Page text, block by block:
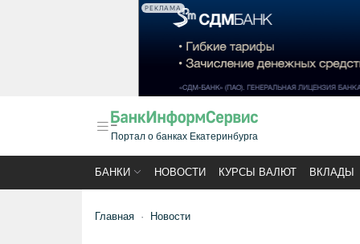
РЕКЛАМА
Портал о банках Екатеринбурга
БАНКИ НОВОСТИ КУРСЫ ВАЛЮТ ВКЛАДЫ
Главная Новости